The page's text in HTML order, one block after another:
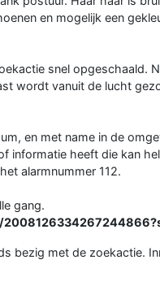
en mogelijk een
snel opgeschaald.
wordt vanuit de lucht
en met name in de
informatie heeft die kan
alarmnummer 112.
gang.
bezig met de zoekactie.